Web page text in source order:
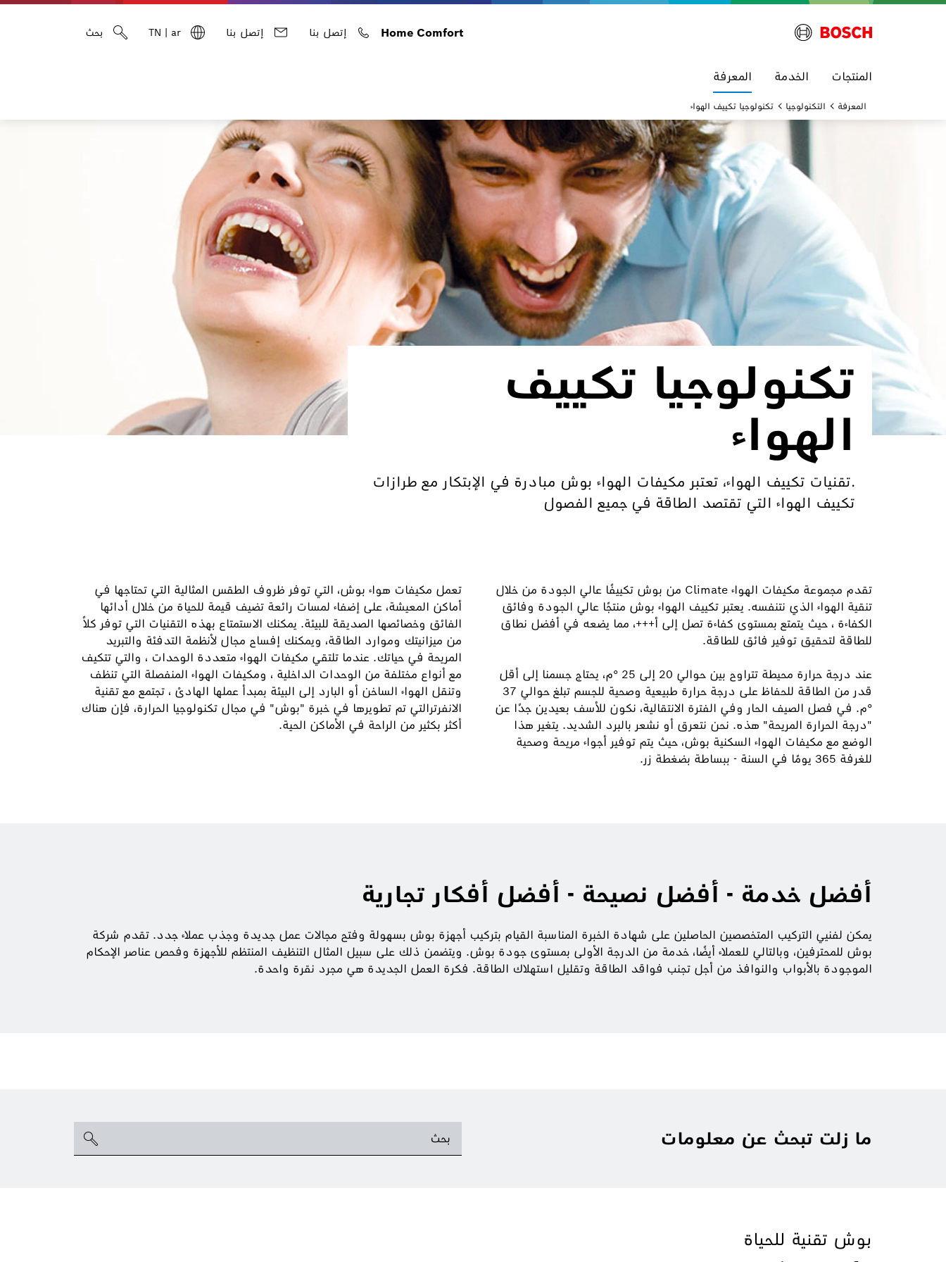
Home Comfort إتصل بنا إتصل بنا TN | ar بحث
المنتجات الخدمة المعرفة
المعرفة التكنولوجيا تكنولوجيا تكييف الهواء
تكنولوجيا تكييف
الهواء
.تقنيات تكييف الهواء، تعتبر مكيفات الهواء بوش مبادرة في الإبتكار مع طرازات
تكييف الهواء التي تقتصد الطاقة في جميع الفصول
تقدم مجموعة مكيفات الهواء Climate من بوش تكييفًا عالي الجودة من خلال
تنقية الهواء الذي نتنفسه. يعتبر تكييف الهواء بوش منتجًا عالي الجودة وفائق
الكفاءة ، حيث يتمتع بمستوى كفاءة تصل إلى أ+++، مما يضعه في أفضل نطاق
للطاقة لتحقيق توفير فائق للطاقة.
عند درجة حرارة محيطة تتراوح بين حوالي 20 إلى 25 °م، يحتاج جسمنا إلى أقل
قدر من الطاقة للحفاظ على درجة حرارة طبيعية وصحية للجسم تبلغ حوالي 37
°م. في فصل الصيف الحار وفي الفترة الانتقالية، نكون للأسف بعيدين جدًا عن
"درجة الحرارة المريحة" هذه. نحن نتعرق أو نشعر بالبرد الشديد. يتغير هذا
الوضع مع مكيفات الهواء السكنية بوش، حيث يتم توفير أجواء مريحة وصحية
للغرفة 365 يومًا في السنة - ببساطة بضغطة زر.
تعمل مكيفات هواء بوش، التي توفر ظروف الطقس المثالية التي تحتاجها في
أماكن المعيشة، على إضفاء لمسات رائعة تضيف قيمة للحياة من خلال أدائها
الفائق وخصائصها الصديقة للبيئة. يمكنك الاستمتاع بهذه التقنيات التي توفر كلاً
من ميزانيتك وموارد الطاقة، ويمكنك إفساح مجال لأنظمة التدفئة والتبريد
المريحة في حياتك. عندما تلتقي مكيفات الهواء متعددة الوحدات ، والتي تتكيف
مع أنواع مختلفة من الوحدات الداخلية ، ومكيفات الهواء المنفصلة التي تنظف
وتنقل الهواء الساخن أو البارد إلى البيئة بمبدأ عملها الهادئ ، تجتمع مع تقنية
الانفرترالتي تم تطويرها في خبرة "بوش" في مجال تكنولوجيا الحرارة، فإن هناك
أكثر بكثير من الراحة في الأماكن الحية.
أفضل خدمة - أفضل نصيحة - أفضل أفكار تجارية
يمكن لفنيي التركيب المتخصصين الحاصلين على شهادة الخبرة المناسبة القيام بتركيب أجهزة بوش بسهولة وفتح مجالات عمل جديدة وجذب عملاء جدد. تقدم شركة
بوش للمحترفين، وبالتالي للعملاء أيضًا، خدمة من الدرجة الأولى بمستوى جودة بوش. ويتضمن ذلك على سبيل المثال التنظيف المنتظم للأجهزة وفحص عناصر الإحكام
الموجودة بالأبواب والنوافذ من أجل تجنب فواقد الطاقة وتقليل استهلاك الطاقة. فكرة العمل الجديدة هي مجرد نقرة واحدة.
ما زلت تبحث عن معلومات
بوش تقنية للحياة